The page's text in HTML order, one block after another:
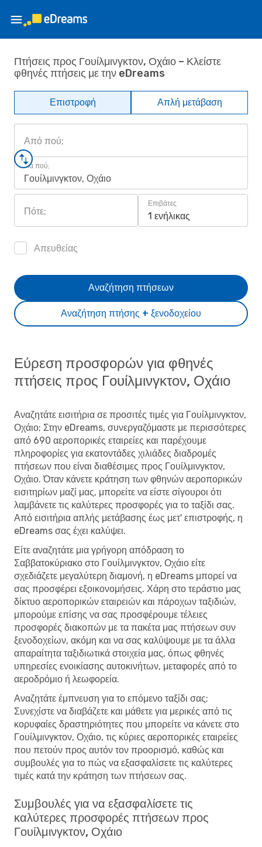
Πτήσεις προς Γουίλμινγκτον, Οχάιο – Κλείστε
φθηνές πτήσεις με την eDreams
Επιστροφή Απλή μετάβαση
Από πού;
Για πού;
Γουίλμινγκτον, Οχάιο
Πότε;
Επιβάτες
1 ενήλικας
Απευθείας
Αναζήτηση πτήσης + ξενοδοχείου
Αναζήτηση πτήσεων
Εύρεση προσφορών για φθηνές
πτήσεις προς Γουίλμινγκτον, Οχάιο
Αναζητάτε εισιτήρια σε προσιτές τιμές για Γουίλμινγκτον,
Οχάιο; Στην eDreams, συνεργαζόμαστε με περισσότερες
από 690 αεροπορικές εταιρείες και παρέχουμε
πληροφορίες για εκατοντάδες χιλιάδες διαδρομές
πτήσεων που είναι διαθέσιμες προς Γουίλμινγκτον,
Οχάιο. Όταν κάνετε κράτηση των φθηνών αεροπορικών
εισιτηρίων μαζί μας, μπορείτε να είστε σίγουροι ότι
λαμβάνετε τις καλύτερες προσφορές για το ταξίδι σας.
Από εισιτήρια απλής μετάβασης έως μετ' επιστροφής, η
eDreams σας έχει καλύψει.
Είτε αναζητάτε μια γρήγορη απόδραση το
Σαββατοκύριακο στο Γουίλμινγκτον, Οχάιο είτε
σχεδιάζετε μεγαλύτερη διαμονή, η eDreams μπορεί να
σας προσφέρει εξοικονομήσεις. Χάρη στο τεράστιο μας
δίκτυο αεροπορικών εταιρειών και πάροχων ταξιδιών,
μπορούμε επίσης να σας προσφέρουμε τέλειες
προσφορές διακοπών με τα πακέτα μας πτήσεων συν
ξενοδοχείων, ακόμη και να σας καλύψουμε με τα άλλα
απαραίτητα ταξιδιωτικά στοιχεία μας, όπως φθηνές
υπηρεσίες ενοικίασης αυτοκινήτων, μεταφορές από το
αεροδρόμιο ή λεωφορεία.
Αναζητάτε έμπνευση για το επόμενο ταξίδι σας;
Συνεχίστε να διαβάζετε και μάθετε για μερικές από τις
κορυφαίες δραστηριότητες που μπορείτε να κάνετε στο
Γουίλμινγκτον, Οχάιο, τις κύριες αεροπορικές εταιρείες
που πετούν προς αυτόν τον προορισμό, καθώς και
συμβουλές για το πώς να εξασφαλίσετε τις καλύτερες
τιμές κατά την κράτηση των πτήσεων σας.
Συμβουλές για να εξασφαλίσετε τις
καλύτερες προσφορές πτήσεων προς
Γουίλμινγκτον, Οχάιο